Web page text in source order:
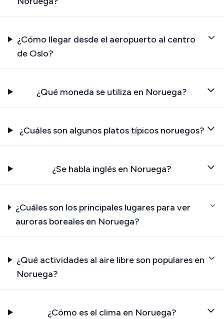
¿Cómo llegar desde el aeropuerto al centro
de Oslo?
¿Qué moneda se utiliza en Noruega?
¿Cuáles son algunos platos típicos noruegos?
¿Se habla inglés en Noruega?
¿Cuáles son los principales lugares para ver
auroras boreales en Noruega?
¿Qué actividades al aire libre son populares en
Noruega?
¿Cómo es el clima en Noruega?